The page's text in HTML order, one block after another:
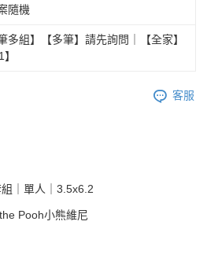
隨機
多組】【多筆】請先詢問｜【全家】
客服
｜單人｜3.5x6.2
Pooh小熊維尼